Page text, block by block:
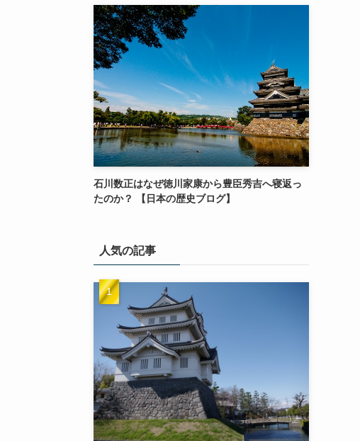
石川数正はなぜ徳川家康から豊臣秀吉へ寝返っ
たのか？ 【日本の歴史ブログ】
人気の記事